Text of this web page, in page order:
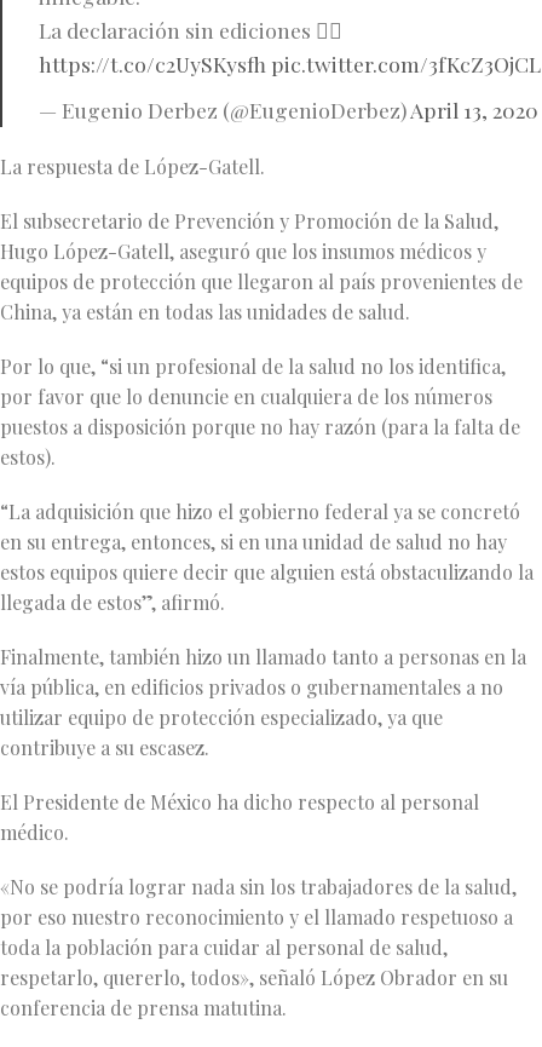
La declaración sin ediciones 👉🏻
https://t.co/c2UySKysfh pic.twitter.com/3fKcZ3OjCL
— Eugenio Derbez (@EugenioDerbez)April 13, 2020
La respuesta de López-Gatell.
El subsecretario de Prevención y Promoción de la Salud,
Hugo López-Gatell, aseguró que los insumos médicos y
equipos de protección que llegaron al país provenientes de
China, ya están en todas las unidades de salud.
Por lo que, “si un profesional de la salud no los identifica,
por favor que lo denuncie en cualquiera de los números
puestos a disposición porque no hay razón (para la falta de
estos).
“La adquisición que hizo el gobierno federal ya se concretó
en su entrega, entonces, si en una unidad de salud no hay
estos equipos quiere decir que alguien está obstaculizando la
llegada de estos”, afirmó.
Finalmente, también hizo un llamado tanto a personas en la
vía pública, en edificios privados o gubernamentales a no
utilizar equipo de protección especializado, ya que
contribuye a su escasez.
El Presidente de México ha dicho respecto al personal
médico.
«No se podría lograr nada sin los trabajadores de la salud,
por eso nuestro reconocimiento y el llamado respetuoso a
toda la población para cuidar al personal de salud,
respetarlo, quererlo, todos», señaló López Obrador en su
conferencia de prensa matutina.